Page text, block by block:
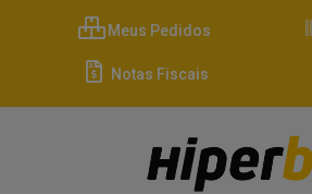
Meus Pedidos
Notas Fiscais